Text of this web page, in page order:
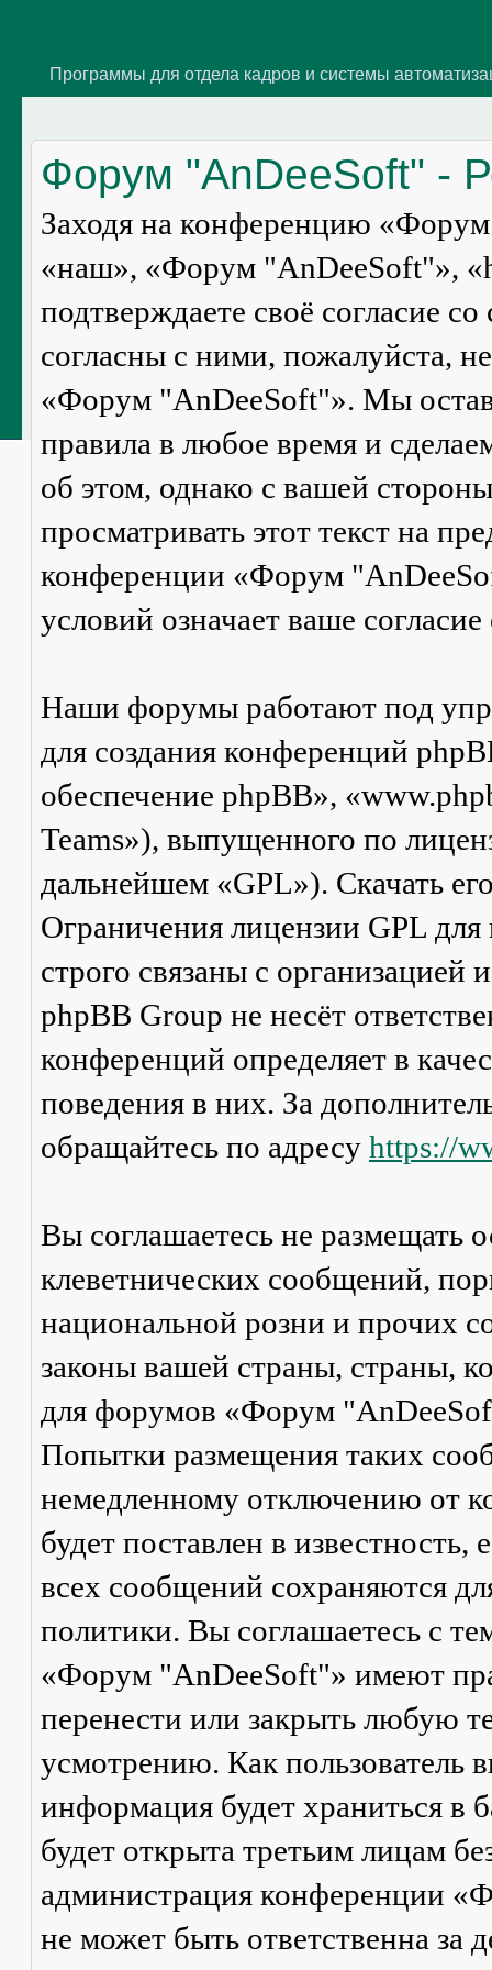
Программы для отдела кадров и системы
Форум "AnDeeSoft" -
Заходя на конференцию
«наш», «Форум "AnDeeSoft"»,
подтверждаете своё согласие
согласны с ними, пожалуйста,
«Форум "AnDeeSoft"». Мы
правила в любое время и
об этом, однако с вашей
просматривать этот текст на
конференции «Форум
условий означает ваше
Наши форумы работают под
для создания конференций
обеспечение phpBB»,
Teams»), выпущенного по
дальнейшем «GPL»). Скачать
Ограничения лицензии GPL
строго связаны с
phpBB Group не несёт
конференций определяет в
поведения в них. За
обращайтесь по адресу https://
Вы соглашаетесь не размещать
клеветнических сообщений,
национальной розни и прочих
законы вашей страны, страны,
для форумов «Форум
Попытки размещения таких
немедленному отключению от
будет поставлен в
всех сообщений сохраняются
политики. Вы соглашаетесь с
«Форум "AnDeeSoft"» имеют
перенести или закрыть любую
усмотрению. Как пользователь
информация будет храниться в
будет открыта третьим лицам
администрация конференции
не может быть ответственна за